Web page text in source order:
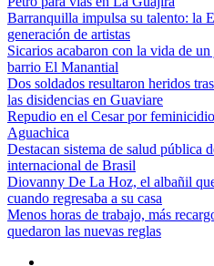
Barranquilla impulsa su talento: la
generación de artistas
Sicarios acabaron con la vida de
barrio El Manantial
Dos soldados resultaron heridos
las disidencias en Guaviare
Repudio en el Cesar por
Aguachica
Destacan sistema de salud pública
internacional de Brasil
Diovanny De La Hoz, el albañil
cuando regresaba a su casa
Menos horas de trabajo, más
quedaron las nuevas reglas